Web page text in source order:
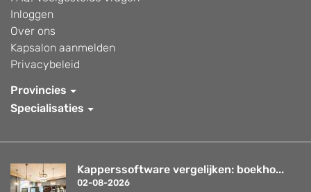
Inloggen
Over ons
Kapsalon aanmelden
Privacybeleid
Provincies
Specialisaties
Kapperssoftware vergelijken: boekho...
02-08-2026